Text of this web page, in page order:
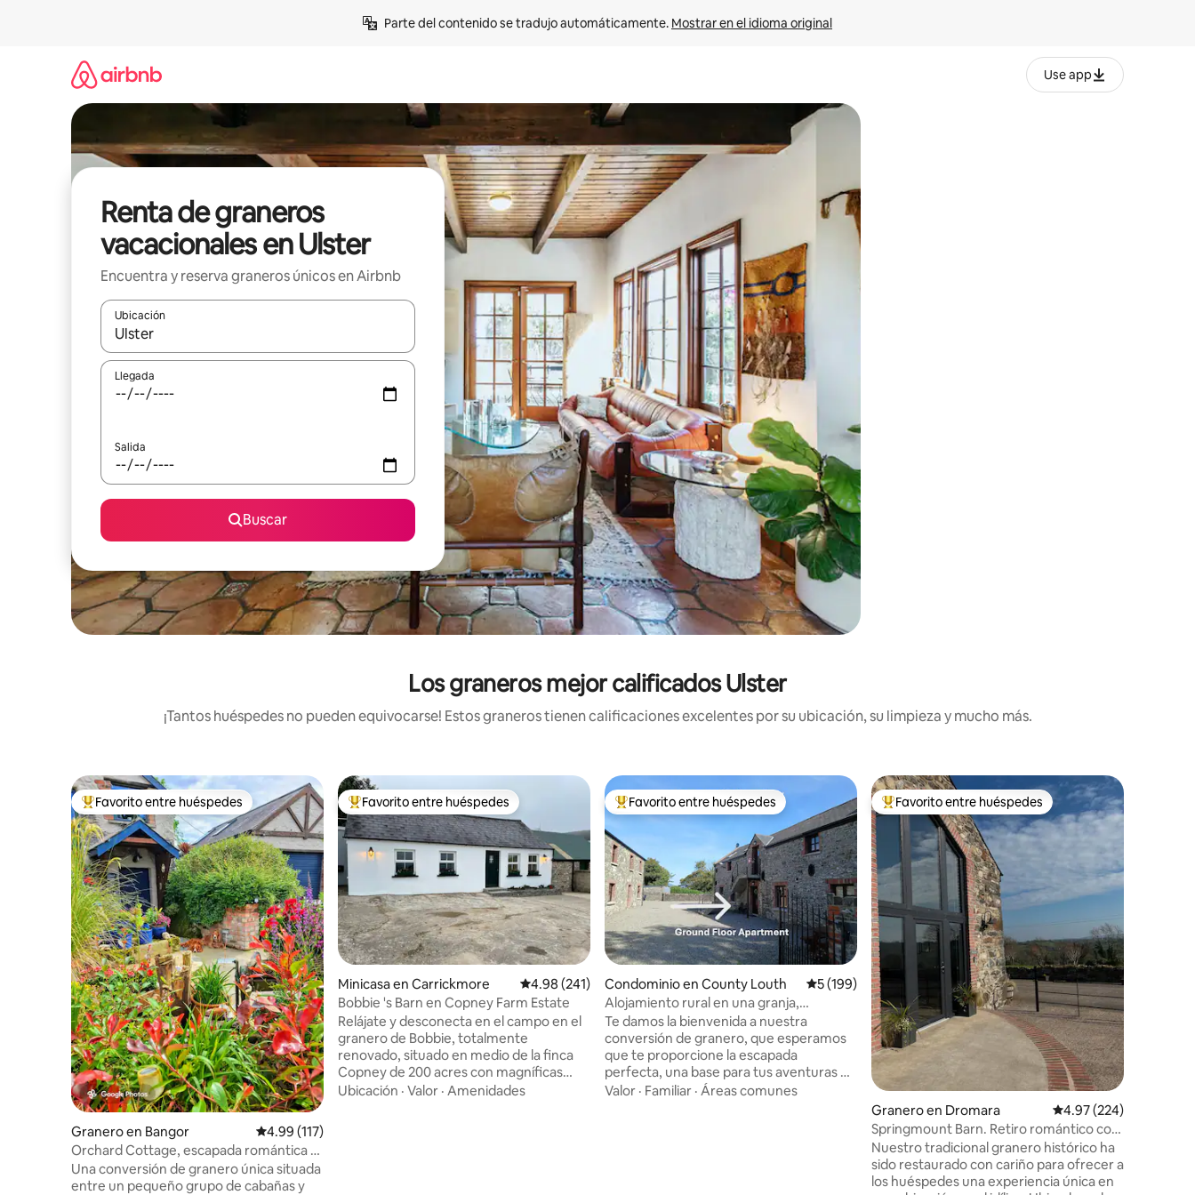
Parte del contenido se tradujo automáticamente. Mostrar en el idioma original
Use app
Renta de graneros
vacacionales en Ulster
Encuentra y reserva graneros únicos en Airbnb
Ubicación
Cuando los resultados estén disponibles, podrás navegar usando las teclas de las flechas hacia arriba y hacia abajo, o bien tocando y deslizando la pantalla.
Llegada
Salida
Buscar
Los graneros mejor calificados Ulster
¡Tantos huéspedes no pueden equivocarse! Estos graneros tienen calificaciones excelentes por su ubicación, su limpieza y mucho más.
De los mejores en Favorito entre huéspedes
Favorito entre huéspedes
Granero en Bangor Calificación promedio: 4.99 de 5; 117 evaluaciones
4.99 (117)
Orchard Cottage, escapada romántica al
campo
Una conversión de granero única situada
entre un pequeño grupo de cabañas y
De los mejores en Favorito entre huéspedes
Favorito entre huéspedes
Minicasa en Carrickmore Calificación promedio: 4.98 de 5; 241 evaluaciones
4.98 (241)
Bobbie 's Barn en Copney Farm Estate
Relájate y desconecta en el campo en el
granero de Bobbie, totalmente
renovado, situado en medio de la finca
Copney de 200 acres con magníficas
vistas a todo el horizonte. Incluye
Ubicación · Valor · Amenidades
De los mejores en Favorito entre huéspedes
Favorito entre huéspedes
Condominio en County Louth Calificación promedio: 5 de 5; 199 evaluaciones
5 (199)
Alojamiento rural en una granja,
departamento en planta baja
Te damos la bienvenida a nuestra
conversión de granero, que esperamos
que te proporcione la escapada
perfecta, una base para tus aventuras en
el campo o una cama después de
Valor · Familiar · Áreas comunes
De los mejores en Favorito entre huéspedes
Favorito entre huéspedes
Granero en Dromara Calificación promedio:
4.97 (224)
Springmount Barn. Retiro romántico con
jacuzzi
Nuestro tradicional granero histórico ha
sido restaurado con cariño para ofrecer a
los huéspedes una experiencia única en